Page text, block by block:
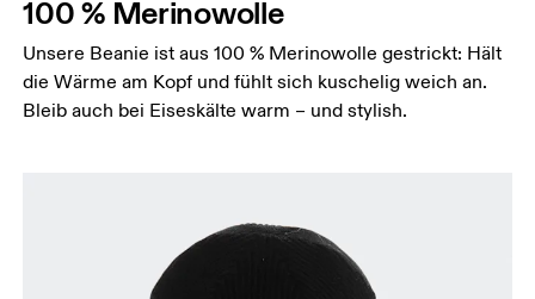
100 % Merinowolle
Unsere Beanie ist aus 100 % Merinowolle gestrickt: Hält
die Wärme am Kopf und fühlt sich kuschelig weich an.
Bleib auch bei Eiseskälte warm – und stylish.